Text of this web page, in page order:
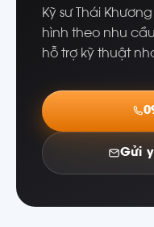
Kỹ sư Thái
hình theo nhu
hỗ trợ kỹ thuật
Gửi